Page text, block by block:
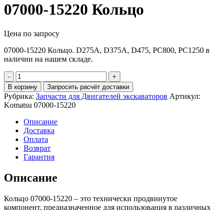
07000-15220 Кольцо
Цена по запросу
07000-15220 Кольцо. D275A, D375A, D475, PC800, PC1250 в
наличии на нашем складе.
Количество
07000-
15220
Кольцо
В корзину Запросить расчёт доставки
Рубрика: Запчасти для Двигателей экскаваторов Артикул:
Komatsu 07000-15220
Описание
Доставка
Оплата
Возврат
Гарантия
Описание
Кольцо 07000-15220 – это технически продвинутое
компонент, предназначенное для использования в различных